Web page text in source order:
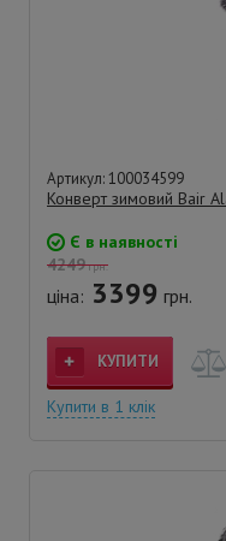
Артикул: 100034599
Конверт зимовий Bair
Є в наявності
4249грн.
ціна: 3399 грн.
КУПИТИ
Купити в 1 клік